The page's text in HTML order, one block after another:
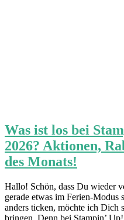
Was ist los bei
2026? Aktionen,
des Monats!
Hallo! Schön, dass Du wieder
gerade etwas im Ferien-Modus
anders ticken, möchte ich Dich
bringen. Denn bei Stampin’